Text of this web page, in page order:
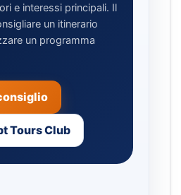
e interessi principali. Il
un itinerario
un programma
Tours Club